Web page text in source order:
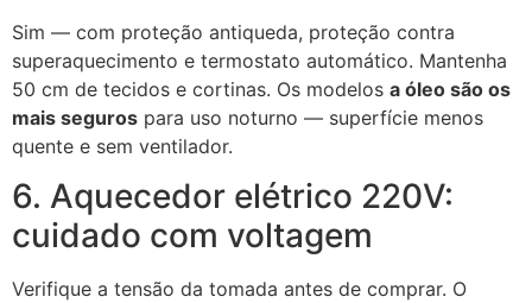
Sim — com proteção antiqueda, proteção contra
superaquecimento e termostato automático. Mantenha
50 cm de tecidos e cortinas. Os modelos a óleo são os
mais seguros para uso noturno — superfície menos
quente e sem ventilador.
6. Aquecedor elétrico 220V:
cuidado com voltagem
Verifique a tensão da tomada antes de comprar. O